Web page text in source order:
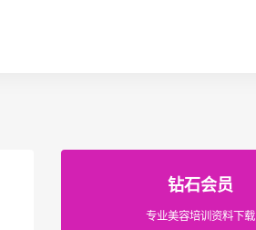
钻石会员
专业美容培训资料下载